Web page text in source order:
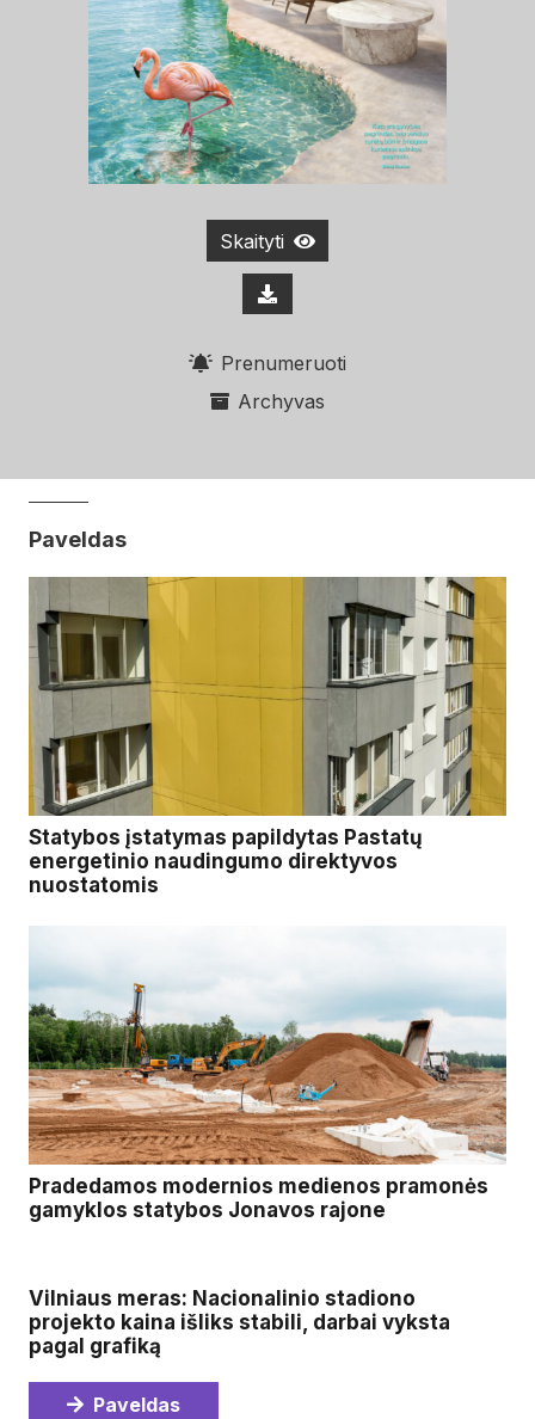
Skaityti
Prenumeruoti
Archyvas
Paveldas
Statybos įstatymas papildytas Pastatų
energetinio naudingumo direktyvos
nuostatomis
Pradedamos modernios medienos pramonės
gamyklos statybos Jonavos rajone
Vilniaus meras: Nacionalinio stadiono
projekto kaina išliks stabili, darbai vyksta
pagal grafiką
Paveldas